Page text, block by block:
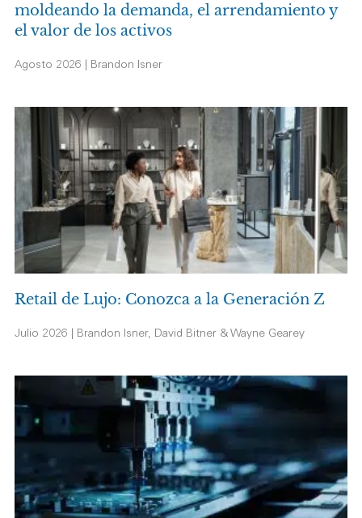
moldeando la demanda, el arrendamiento y
el valor de los activos
Agosto 2026 | Brandon Isner
Retail de Lujo: Conozca a la Generación Z
Julio 2026 | Brandon Isner, David Bitner & Wayne Gearey